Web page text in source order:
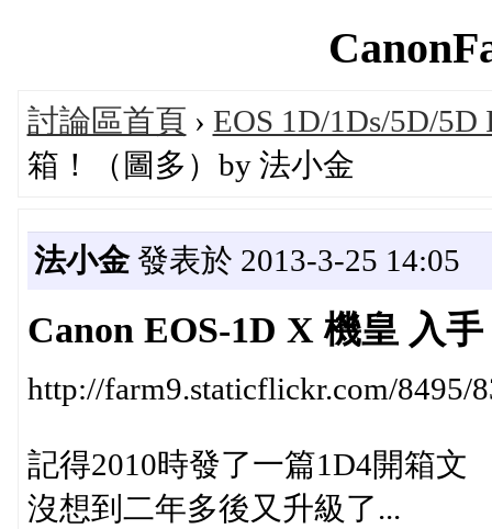
討論區首頁 › EOS 1D/1Ds/5D/
箱！（圖多）by 法小金
法小金發表於 2013-3-25 14:05
Canon EOS-1D X 機皇 入
http://farm9.staticflickr.com/8495/
記得2010時發了一篇1D4開箱文
沒想到二年多後又升級了...